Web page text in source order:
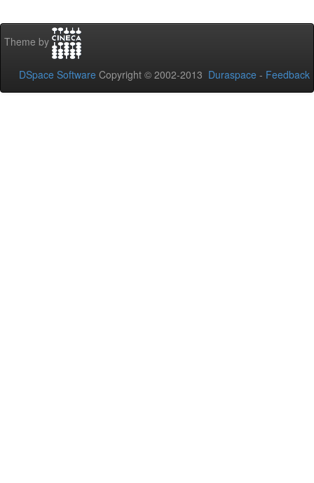
Theme by
DSpace Software Copyright © 2002-2013 Duraspace - Feedback